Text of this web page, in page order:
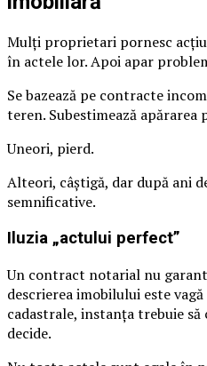
Mulți proprietari pornesc
în actele lor. Apoi apar
Se bazează pe contracte
teren. Subestimează apărarea
Uneori, pierd.
Alteori, câștigă, dar după ani
semnificative.
Iluzia „actului perfect”
Un contract notarial nu
descrierea imobilului este
cadastrale, instanța trebuie
decide.